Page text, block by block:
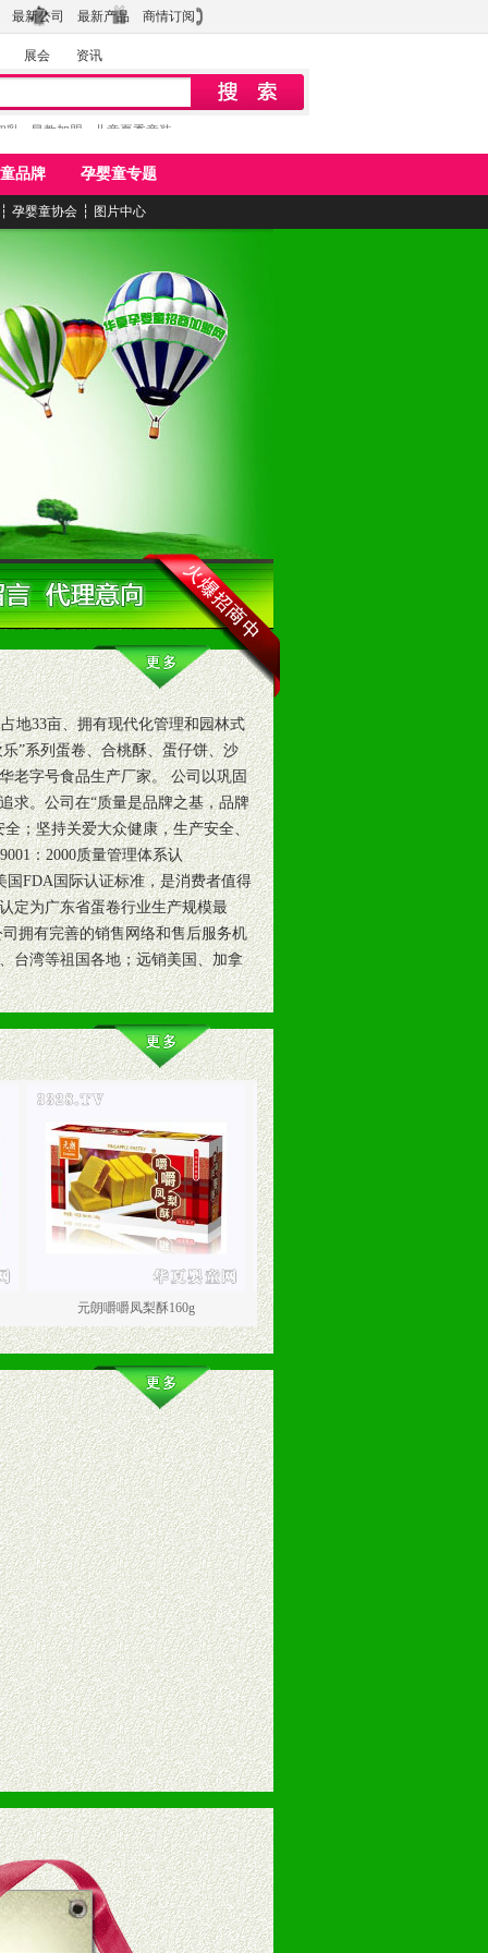
最新公司 最新产品 商情订阅
展会 资讯
乳 早教加盟 儿童夏季童装
品牌 孕婴童专题
┆ 孕婴童协会 ┆ 图片中心
地33亩、拥有现代化管理和园林式
”系列蛋卷、合桃酥、蛋仔饼、沙
老字号食品生产厂家。 公司以巩固
求。公司在“质量是品牌之基，品牌
；坚持关爱大众健康，生产安全、
：2000质量管理体系认
国FDA国际认证标准，是消费者值得
定为广东省蛋卷行业生产规模最
拥有完善的销售网络和售后服务机
台湾等祖国各地；远销美国、加拿
元朗嚼嚼凤梨酥160g 元朗素鸡仔饼160g